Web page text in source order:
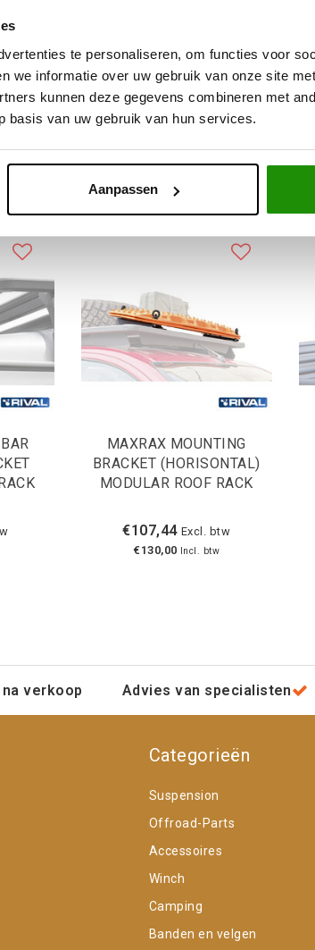
te personaliseren, om functies voor
we informatie over uw gebruik van onze site
kunnen deze gegevens combineren met
basis van uw gebruik van hun services.
Aanpassen
MAXRAX MOUNTING
BRACKET (HORISONTAL)
MODULAR ROOF RACK
€107,44 Excl. btw
€130,00
Incl. btw
verkoop Advies van specialisten
Categorieën
Suspension
Offroad-Parts
Accessoires
Winch
Camping
Banden en velgen